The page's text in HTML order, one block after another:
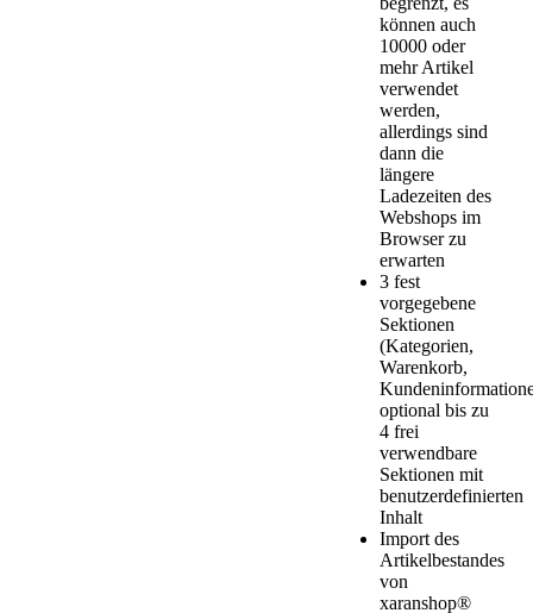
können auch
10000 oder
mehr Artikel
verwendet
werden,
allerdings sind
dann die
längere
Ladezeiten des
Webshops im
Browser zu
erwarten
3 fest
vorgegebene
Sektionen
(Kategorien,
Warenkorb,
optional bis zu
4 frei
verwendbare
Sektionen mit
benutzerdefinierten
Inhalt
Import des
Artikelbestandes
von
xaranshop®